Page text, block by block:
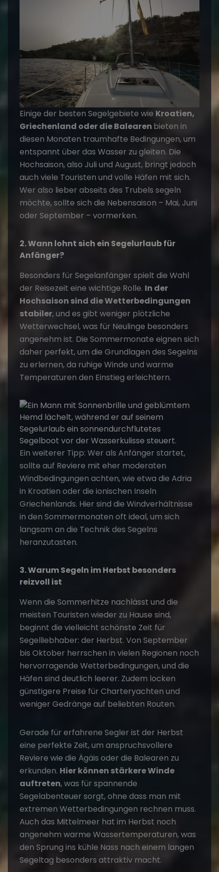
Einige der besten Segelgebiete wie Kroatien,
Griechenland oder die Balearen bieten in
diesen Monaten traumhafte Bedingungen, um
entspannt über das Wasser zu gleiten. Die
Hochsaison, also Juli und August, bringt jedoch
auch viele Touristen und volle Häfen mit sich.
Wer also lieber abseits des Trubels segeln
möchte, sollte sich die Nebensaison – Mai, Juni
oder September – vormerken.
2. Wann lohnt sich ein Segelurlaub für
Anfänger?
Besonders für Segelanfänger spielt die Wahl
der Reisezeit eine wichtige Rolle. In der
Hochsaison sind die Wetterbedingungen
stabiler, und es gibt weniger plötzliche
Wetterwechsel, was für Neulinge besonders
angenehm ist. Die Sommermonate eignen sich
daher perfekt, um die Grundlagen des Segelns
zu erlernen, da ruhige Winde und warme
Temperaturen den Einstieg erleichtern.
Ein weiterer Tipp: Wer als Anfänger startet,
sollte auf Reviere mit eher moderaten
Windbedingungen achten, wie etwa die Adria
in Kroatien oder die ionischen Inseln
Griechenlands. Hier sind die Windverhältnisse
in den Sommermonaten oft ideal, um sich
langsam an die Technik des Segelns
heranzutasten.
3. Warum Segeln im Herbst besonders
reizvoll ist
Wenn die Sommerhitze nachlässt und die
meisten Touristen wieder zu Hause sind,
beginnt die vielleicht schönste Zeit für
Segelliebhaber: der Herbst. Von September
bis Oktober herrschen in vielen Regionen noch
hervorragende Wetterbedingungen, und die
Häfen sind deutlich leerer. Zudem locken
günstigere Preise für Charteryachten und
weniger Gedränge auf beliebten Routen.
Gerade für erfahrene Segler ist der Herbst
eine perfekte Zeit, um anspruchsvollere
Reviere wie die Ägäis oder die Balearen zu
erkunden. Hier können stärkere Winde
auftreten, was für spannende
Segelabenteuer sorgt, ohne dass man mit
extremen Wetterbedingungen rechnen muss.
Auch das Mittelmeer hat im Herbst noch
angenehm warme Wassertemperaturen, was
den Sprung ins kühle Nass nach einem langen
Segeltag besonders attraktiv macht.